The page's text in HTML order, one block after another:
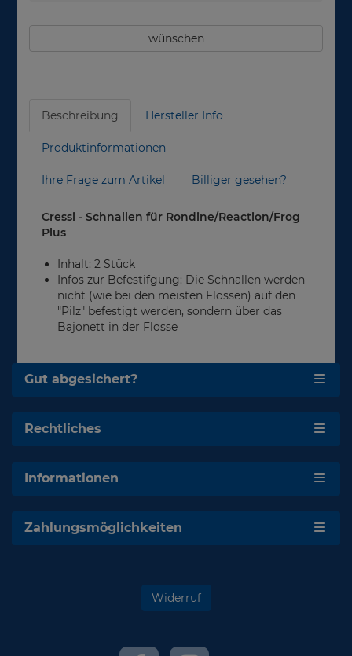
wünschen
Beschreibung Hersteller Info
Produktinformationen
Ihre Frage zum Artikel Billiger gesehen?
Cressi - Schnallen für Rondine/Reaction/Frog
Plus
Inhalt: 2 Stück
Infos zur Befestifgung: Die Schnallen werden
nicht (wie bei den meisten Flossen) auf den
"Pilz" befestigt werden, sondern über das
Bajonett in der Flosse
Gut abgesichert?
Rechtliches
Informationen
Zahlungsmöglichkeiten
Widerruf